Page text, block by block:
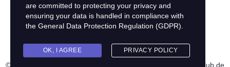
© 2023 Racing Club de France Football | Création : Racing Club de
are committed to protecting your privacy and
ensuring your data is handled in compliance with
the General Data Protection Regulation (GDPR)
OK, I AGREE PRIVACY POLICY